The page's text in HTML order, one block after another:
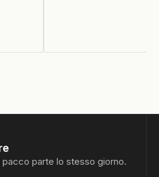
pacco parte lo stesso giorno.